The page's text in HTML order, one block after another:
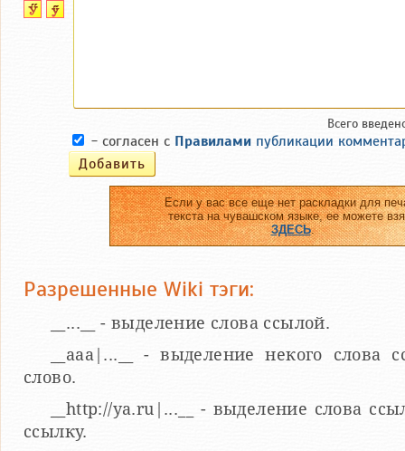
Всего
- согласен с Правилами публикации
Если у вас все еще нет раскладки для
текста на чувашском языке, ее можете
ЗДЕСЬ.
Разрешенные Wiki тэги:
__...__ - выделение слова ссылой.
__aaa|...__ - выделение некого слова
слово.
__http://ya.ru|...__ - выделение слова
ссылку.